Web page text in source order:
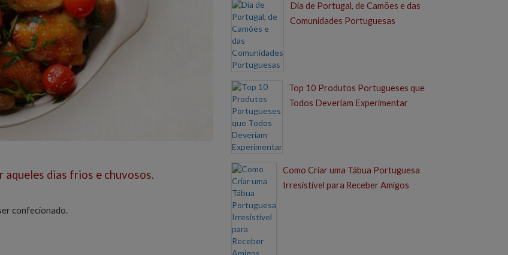
dias frios e chuvosos.
confecionado.
Dia de Portugal, de Camões e das
Comunidades Portuguesas
Top 10 Produtos Portugueses que
Todos Deveriam Experimentar
Como Criar uma Tábua Portuguesa
Irresistível para Receber Amigos